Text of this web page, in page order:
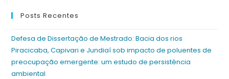
Posts Recentes
Defesa de Dissertação de Mestrado: Bacia dos rios
Piracicaba, Capivari e Jundiaí sob impacto de poluentes de
preocupação emergente: um estudo de persistência
ambiental